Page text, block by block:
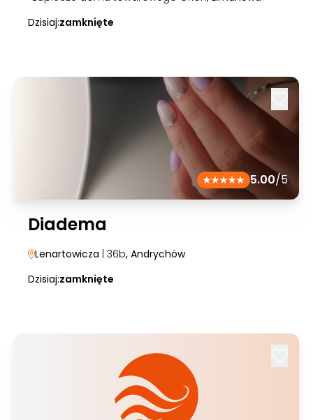
Dzisiaj:zamknięte
5.00/5
Diadema
Lenartowicza | 36b, Andrychów
Dzisiaj:zamknięte